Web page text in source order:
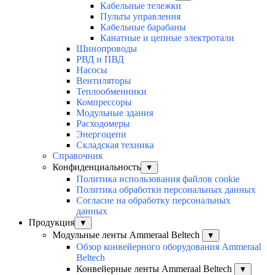
Кабельные тележки
Пульты управления
Кабельные барабаны
Канатные и цепные электротали
Шинопроводы
РВД и ПВД
Насосы
Вентиляторы
Теплообменники
Компрессоры
Модульные здания
Расходомеры
Энергоцепи
Складская техника
Справочник
Конфиденциальность
▼
Политика использования файлов cookie
Политика обработки персональных данных
Согласие на обработку персональных
данных
Продукция
▼
Модульные ленты Ammeraal Beltech ▼
Обзор конвейерного оборудования Ammeraal
Beltech
Конвейерные ленты Ammeraal Beltech
▼